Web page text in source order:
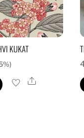
KUKAT
Ale